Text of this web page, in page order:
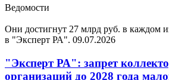
Ведомости
Они достигнут 27 млрд руб. в каждом
в "Эксперт РА". 09.07.2026
"Эксперт РА": запрет
организаций до 2028 года